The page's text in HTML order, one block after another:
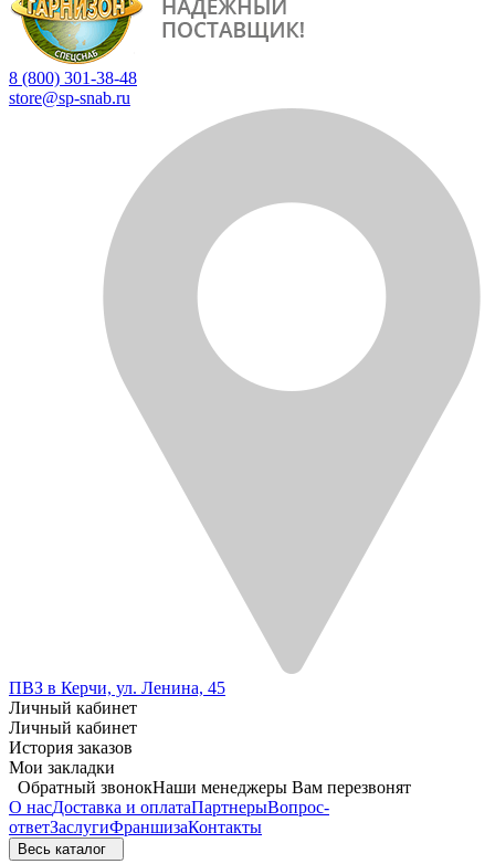
8 (800) 301-38-48
store@sp-snab.ru
ПВЗ в Керчи, ул. Ленина, 45
Личный кабинет
Личный кабинет
История заказов
Мои закладки
Обратный звонокНаши менеджеры Вам перезвонят
О насДоставка и оплатаПартнерыВопрос-
ответЗаслугиФраншизаКонтакты
Весь каталог